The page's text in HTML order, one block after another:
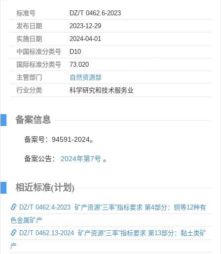
标准号
DZ/T 0462.6-2023
发布日期
2023-12-29
实施日期
2024-04-01
中国标准分类号
D10
国际标准分类号
73.020
主管部门
自然资源部
行业分类
科学研究和技术服务业
备案信息
备案号：94591-2024。
备案公告： 2024年第7号 。
相近标准(计划)
DZ/T 0462.4-2023 矿产资源“三率”指标要求 第4部分：铜等12种有
色金属矿产
DZ/T 0462.13-2024 矿产资源“三率”指标要求 第13部分：黏土类矿
产